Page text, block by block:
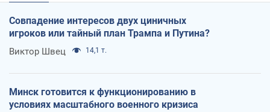
Совпадение интересов двух циничных
игроков или тайный план Трампа и Путина?
Виктор Швец 14,1 т.
Минск готовится к функционированию в
условиях масштабного военного кризиса